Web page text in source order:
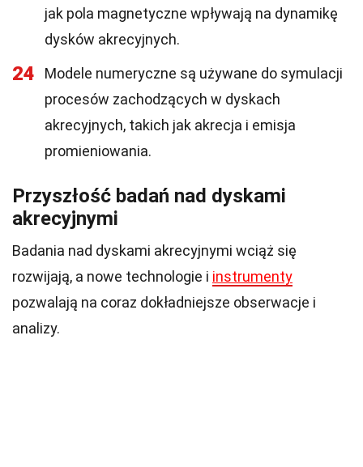
jak pola magnetyczne wpływają na dynamikę
dysków akrecyjnych.
24
Modele numeryczne są używane do symulacji
procesów zachodzących w dyskach
akrecyjnych, takich jak akrecja i emisja
promieniowania.
Przyszłość badań nad dyskami
akrecyjnymi
Badania nad dyskami akrecyjnymi wciąż się
rozwijają, a nowe technologie i instrumenty
pozwalają na coraz dokładniejsze obserwacje i
analizy.